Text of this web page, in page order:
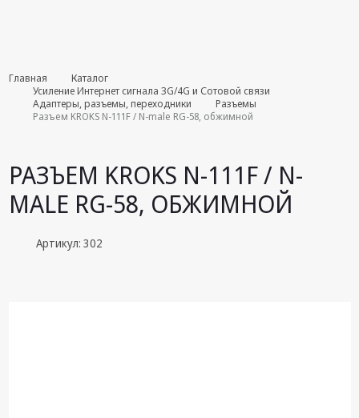
Комплекты
августа
Эфирное
Android TV
приставки
Блоки питания,
адаптеры
Главная
Каталог
Усиление Интернет сигнала 3G/4G и Сотовой связи
Адаптеры, разъемы, переходники
Разъемы
Разъем KROKS N-111F / N-male RG-58, обжимной
РАЗЪЕМ KROKS N-111F / N-
MALE RG-58, ОБЖИМНОЙ
Артикул: 302